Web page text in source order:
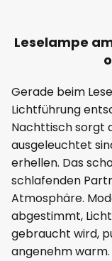
Leselampe
Gerade beim
Lichtführung
Nachttisch sorgt
ausgeleuchtet
erhellen. Das
schlafenden
Atmosphäre.
abgestimmt,
gebraucht wird,
angenehm warm.